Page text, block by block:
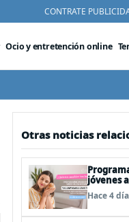
CONTRATE
Ocio y entretención online
Otras noticias
jóvenes
de
Hace 4